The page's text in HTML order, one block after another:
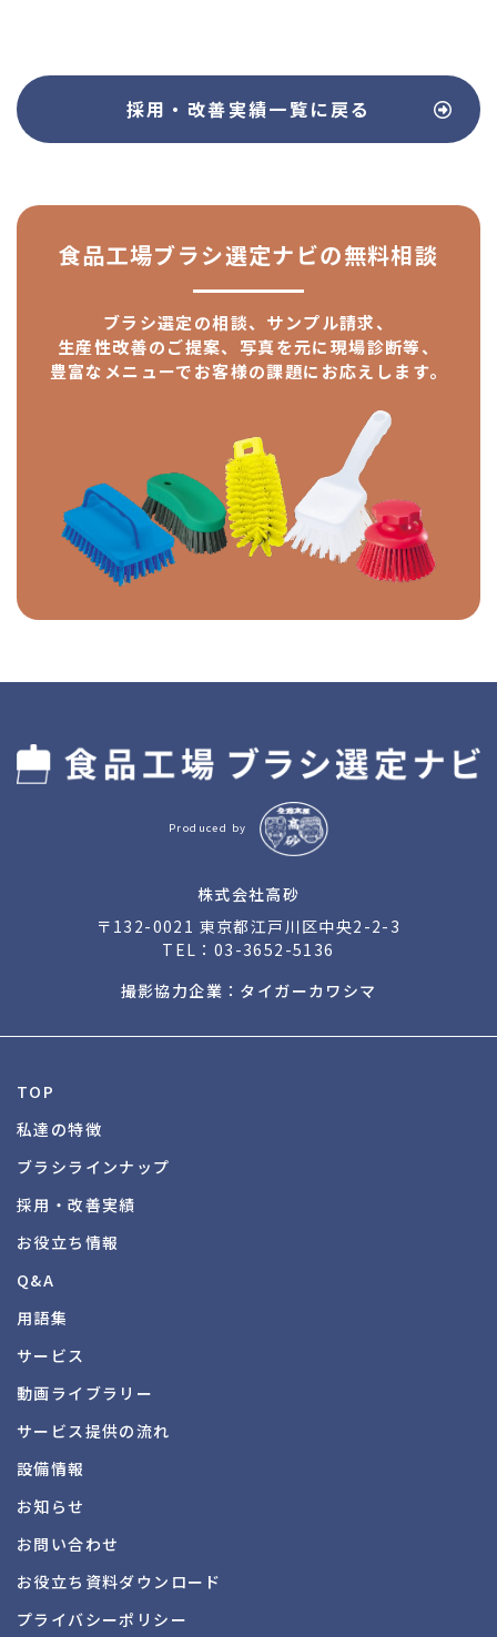
採用・改善実績一覧に戻る
食品工場ブラシ選定ナビの無料相談
ブラシ選定の相談、サンプル請求、
生産性改善のご提案、 写真を元に現場診断等、
豊富なメニューでお客様の課題にお応えします。
Produced by
株式会社高砂
〒132-0021 東京都江戸川区中央2-2-3
TEL： 03-3652-5136
撮影協力企業：タイガーカワシマ
TOP
私達の特徴
ブラシラインナップ
採用・改善実績
お役立ち情報
Q&A
用語集
サービス
動画ライブラリー
サービス提供の流れ
設備情報
お知らせ
お問い合わせ
お役立ち資料ダウンロード
プライバシーポリシー